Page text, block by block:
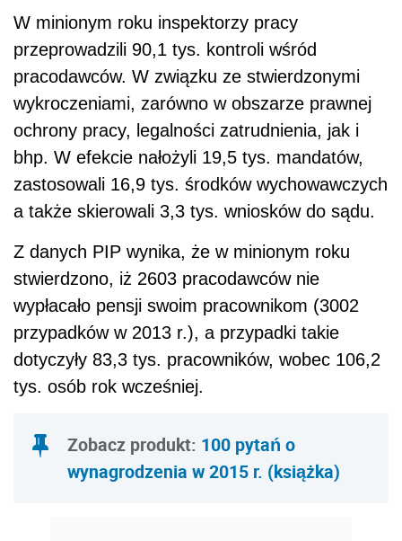
W minionym roku inspektorzy pracy
przeprowadzili 90,1 tys. kontroli wśród
pracodawców. W związku ze stwierdzonymi
wykroczeniami, zarówno w obszarze prawnej
ochrony pracy, legalności zatrudnienia, jak i
bhp. W efekcie nałożyli 19,5 tys. mandatów,
zastosowali 16,9 tys. środków wychowawczych
a także skierowali 3,3 tys. wniosków do sądu.
Z danych PIP wynika, że w minionym roku
stwierdzono, iż 2603 pracodawców nie
wypłacało pensji swoim pracownikom (3002
przypadków w 2013 r.), a przypadki takie
dotyczyły 83,3 tys. pracowników, wobec 106,2
tys. osób rok wcześniej.
Zobacz produkt: 100 pytań o
wynagrodzenia w 2015 r. (książka)